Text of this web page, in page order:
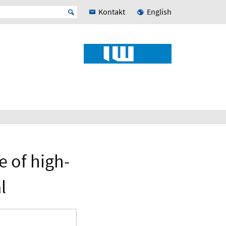
Kontakt English
of high-